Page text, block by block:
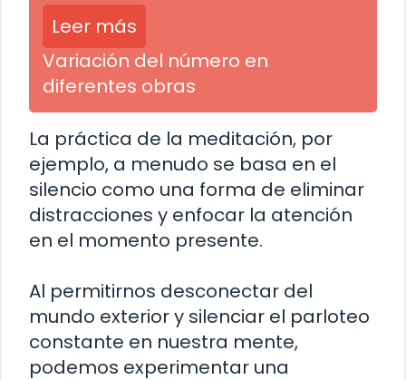
Leer más
Variación del número en
diferentes obras
La práctica de la meditación, por
ejemplo, a menudo se basa en el
silencio como una forma de eliminar
distracciones y enfocar la atención
en el momento presente.
Al permitirnos desconectar del
mundo exterior y silenciar el parloteo
constante en nuestra mente,
podemos experimentar una